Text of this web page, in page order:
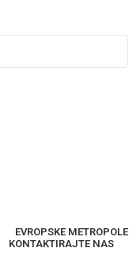
EVROPSKE METROPOLE
KONTAKTIRAJTE NAS